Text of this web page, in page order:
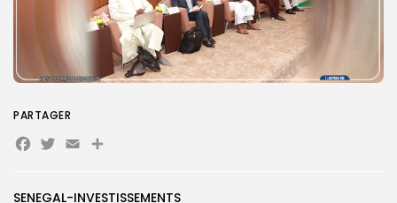
for:
SENEGAL-INVESTISSEMENTS
PARTAGER
Facebook
Twitter
EmailPartager